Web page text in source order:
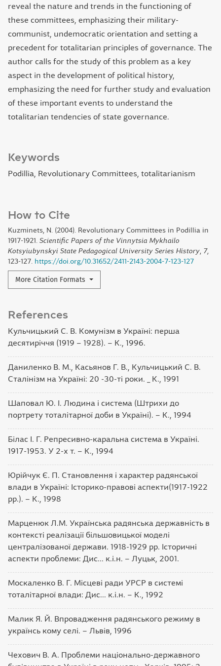
Keywords
Podillia, Revolutionary Committees, totalitarianism
How to Cite
Kuzminets, N. (2004). Revolutionary Committees in Podillia in
1917-1921. Scientific Papers of the Vinnytsia Mykhailo
Kotsyiubynskyi State Pedagogical University Series History 7,
123-127.
https://doi.org/10.31652/2411-2143-2004-7-123-127
More Citation Formats
reveal the nature and trends in the functioning of
these committees, emphasizing their military-
communist, undemocratic orientation and setting a
precedent for totalitarian principles of governance. The
author calls for the study of this problem as a key
aspect in the development of political history,
emphasizing the need for further study and evaluation
of these important events to understand the
totalitarian tendencies of state governance.
References
Кульчицький С. В. Комунізм в Україні: перша
десятиріччя (1919 – 1928). – К., 1996.
Даниленко В. М., Касьянов Г. В., Кульчицький С. В.
Сталінізм на Україні: 20 -30-ті роки. _ К., 1991
Шаповал Ю. І. Людина і система (Штрихи до
портрету тоталітарної доби в Україні). – К., 1994
Білас І. Г. Репресивно-каральна система в Україні.
1917-1953. У 2-х т. – К., 1994
Юрійчук Є. П. Становлення і характер радянської
влади в Україні: Історико-правові аспекти(1917-1922
рр.). – К., 1998
Марценюк Л.М. Українська радянська державність в
контексті реалізації більшовицької моделі
централізованої держави. 1918-1929 рр. Історичні
аспекти проблеми: Дис... к.і.н. – Луцьк, 2001.
Москаленко В. Г. Місцеві ради УРСР в системі
тоталітарної влади: Дис... к.і.н. – К., 1992
Малик Я. Й. Впровадження радянського режиму в
українсь кому селі. – Львів, 1996
Чехович В. А. Проблеми національно-державного